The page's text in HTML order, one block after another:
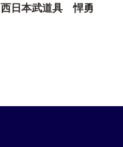
西日本武道具 悍勇